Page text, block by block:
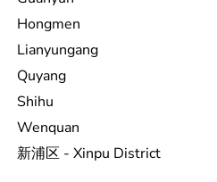
Hongmen
Lianyungang
Quyang
Shihu
Wenquan
新浦区 - Xinpu District